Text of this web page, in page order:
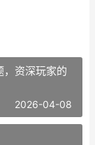
，资深玩家的
2026-04-08